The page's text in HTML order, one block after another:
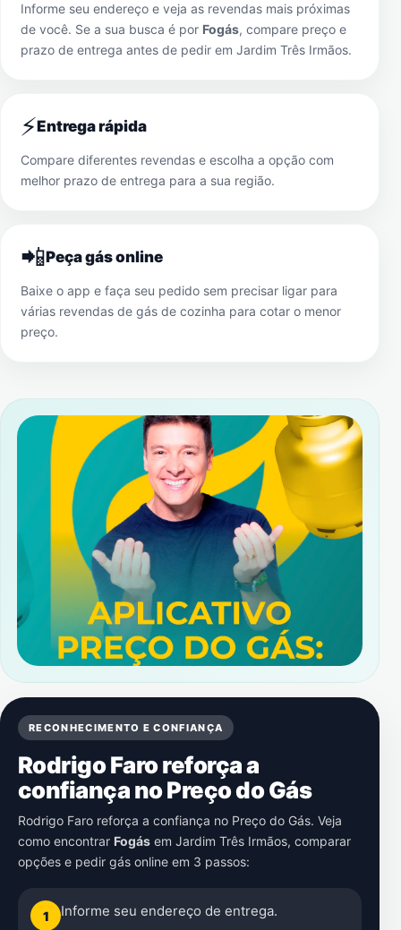
Informe seu endereço e veja as revendas mais próximas
de você. Se a sua busca é por Fogás, compare preço e
prazo de entrega antes de pedir em Jardim Três Irmãos.
⚡Entrega rápida
Compare diferentes revendas e escolha a opção com
melhor prazo de entrega para a sua região.
📲Peça gás online
Baixe o app e faça seu pedido sem precisar ligar para
várias revendas de gás de cozinha para cotar o menor
preço.
RECONHECIMENTO E CONFIANÇA
Rodrigo Faro reforça a
confiança no Preço do Gás
Rodrigo Faro reforça a confiança no Preço do Gás. Veja
como encontrar Fogás em Jardim Três Irmãos, comparar
opções e pedir gás online em 3 passos:
1 Informe seu endereço de entrega.